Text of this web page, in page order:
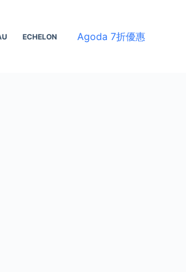
ECHELON Agoda 7折優惠